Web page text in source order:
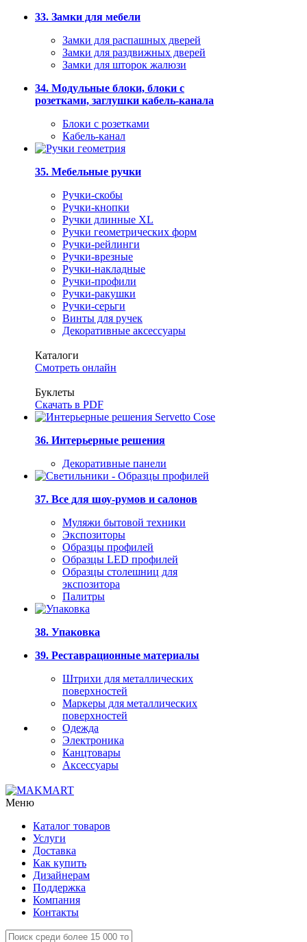
33. Замки для мебели
Замки для распашных дверей
Замки для раздвижных дверей
Замки для шторок жалюзи
34. Модульные блоки, блоки с
розетками, заглушки кабель-канала
Блоки с розетками
Кабель-канал
35. Мебельные ручки
Ручки-скобы
Ручки-кнопки
Ручки длинные XL
Ручки геометрических форм
Ручки-рейлинги
Ручки-врезные
Ручки-накладные
Ручки-профили
Ручки-ракушки
Ручки-серьги
Винты для ручек
Декоративные аксессуары
Каталоги
Смотреть онлайн
Буклеты
Скачать в PDF
36. Интерьерные решения
Декоративные панели
37. Все для шоу-румов и салонов
Муляжи бытовой техники
Экспозиторы
Образцы профилей
Образцы LED профилей
Образцы столешниц для
экспозитора
Палитры
38. Упаковка
39. Реставрационные материалы
Штрихи для металлических
поверхностей
Маркеры для металлических
поверхностей
Одежда
Электроника
Канцтовары
Аксессуары
Меню
Каталог товаров
Услуги
Доставка
Как купить
Дизайнерам
Поддержка
Компания
Контакты